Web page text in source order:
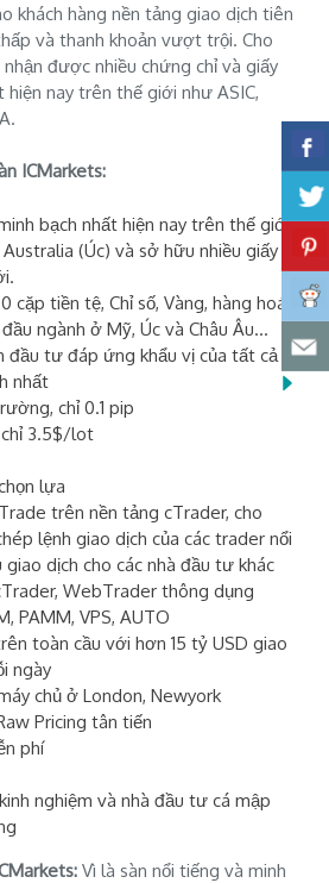
khách hàng nền tảng giao dịch tiên
và thanh khoản vượt trội. Cho
được nhiều chứng chỉ và giấy
nay trên thế giới như ASIC,
ICMarkets:
bạch nhất hiện nay trên thế giới
(Úc) và sở hữu nhiều giấy
tiền tệ, Chỉ số, Vàng, hàng hoá,
ngành ở Mỹ, Úc và Châu Âu...
đầu tư đáp ứng khẩu vị của tất cả
nhất
chỉ 0.1 pip
chỉ 3.5$/lot
lựa
trên nền tảng cTrader, cho
lệnh giao dịch của các trader nổi
dịch cho các nhà đầu tư khác
WebTrader thông dụng
PAMM, VPS, AUTO
toàn cầu với hơn 15 tỷ USD giao
ngày
chủ ở London, Newyork
Pricing tân tiến
phí
nghiệm và nhà đầu tư cá mập
Vì là sàn nổi tiếng và minh